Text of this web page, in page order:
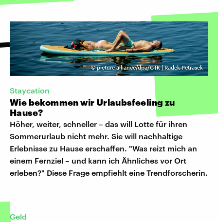
©picture alliance/dpa/CTK | Radek Petrasek
Staycation
Wie bekommen wir Urlaubsfeeling zu
Hause?
Höher, weiter, schneller – das will Lotte für ihren
Sommerurlaub nicht mehr. Sie will nachhaltige
Erlebnisse zu Hause erschaffen. "Was reizt mich an
einem Fernziel – und kann ich Ähnliches vor Ort
erleben?" Diese Frage empfiehlt eine Trendforscherin.
Geld